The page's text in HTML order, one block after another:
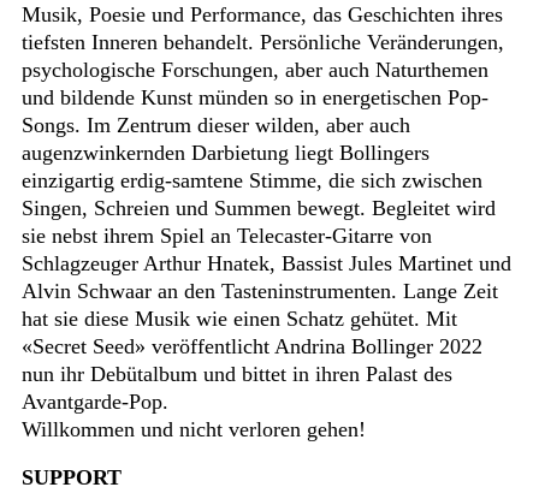
Musik, Poesie und Performance, das Geschichten ihres
tiefsten Inneren behandelt. Persönliche Veränderungen,
psychologische Forschungen, aber auch Naturthemen
und bildende Kunst münden so in energetischen Pop-
Songs. Im Zentrum dieser wilden, aber auch
augenzwinkernden Darbietung liegt Bollingers
einzigartig erdig-samtene Stimme, die sich zwischen
Singen, Schreien und Summen bewegt. Begleitet wird
sie nebst ihrem Spiel an Telecaster-Gitarre von
Schlagzeuger Arthur Hnatek, Bassist Jules Martinet und
Alvin Schwaar an den Tasteninstrumenten. Lange Zeit
hat sie diese Musik wie einen Schatz gehütet. Mit
«Secret Seed» veröffentlicht Andrina Bollinger 2022
nun ihr Debütalbum und bittet in ihren Palast des
Avantgarde-Pop.
Willkommen und nicht verloren gehen!
SUPPORT